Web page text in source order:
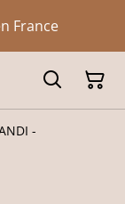
France
-